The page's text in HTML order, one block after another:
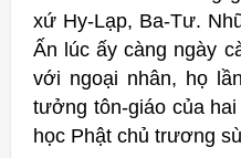
xứ Hy-Lạp, Ba-Tư.
Ấn lúc ấy càng ngày
với ngoại nhân, họ
tưởng tôn-giáo của
học Phật chủ trương